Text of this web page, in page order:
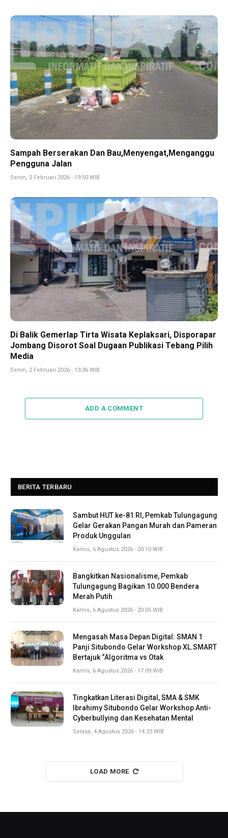
Sampah Berserakan Dan Bau,Menyengat,Menganggu
Pengguna Jalan
Senin, 2 Februari 2026 - 19:50 WIB
Di Balik Gemerlap Tirta Wisata Keplaksari, Disporapar
Jombang Disorot Soal Dugaan Publikasi Tebang Pilih
Media
Senin, 2 Februari 2026 - 13:36 WIB
ADD A COMMENT
BERITA TERBARU
Sambut HUT ke-81 RI, Pemkab Tulungagung
Gelar Gerakan Pangan Murah dan Pameran
Produk Unggulan
Kamis, 6 Agustus 2026 - 20:10 WIB
Bangkitkan Nasionalisme, Pemkab
Tulungagung Bagikan 10.000 Bendera
Merah Putih
Kamis, 6 Agustus 2026 - 20:05 WIB
Mengasah Masa Depan Digital: SMAN 1
Panji Situbondo Gelar Workshop XL.SMART
Bertajuk “Algoritma vs Otak
Kamis, 6 Agustus 2026 - 17:09 WIB
Tingkatkan Literasi Digital, SMA & SMK
Ibrahimy Situbondo Gelar Workshop Anti-
Cyberbullying dan Kesehatan Mental
Selasa, 4 Agustus 2026 - 14:33 WIB
LOAD MORE